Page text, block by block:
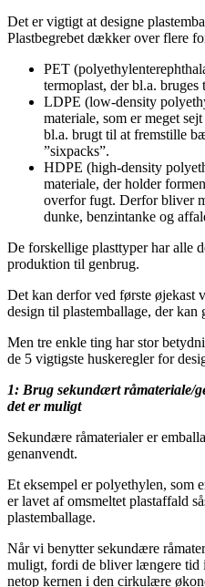
Det er vigtigt at designe
Plastbegrebet dækker over flere
PET
termoplast, der bl.a. bruges
LDPE (low-density
materiale, som er meget
bl.a. brugt til at fremstille
”sixpacks”.
HDPE (high-density
materiale, der holder
overfor fugt. Derfor bliver
dunke, benzintanke og
De forskellige plasttyper har alle
produktion til genbrug.
Det kan derfor ved første øjekast
design til plastemballage, der kan
Men tre enkle ting har stor
de 5 vigtigste huskeregler for
1: Brug sekundært råmateriale/
det er muligt
Sekundære råmaterialer er
genanvendt.
Et eksempel er polyethylen, som
er lavet af omsmeltet plastaffald
plastemballage.
Når vi benytter sekundære
muligt, fordi de bliver længere tid
netop kernen i den cirkulære